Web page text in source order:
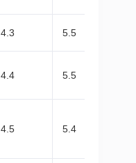
4.3 5.5
4.4 5.5
4.5 5.4